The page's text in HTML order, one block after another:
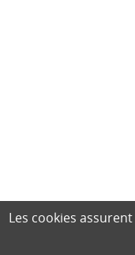
Les cookies